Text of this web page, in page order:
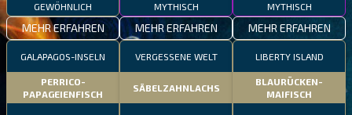
GEWÖHNLICH
MEHR ERFAHREN
MYTHISCH
MEHR ERFAHREN
MYTHISCH
MEHR ERFAHREN
GALAPAGOS-INSELN
PERRICO-
PAPAGEIENFISCH
VERGESSENE WELT
SÄBELZAHNLACHS
LIBERTY ISLAND
BLAURÜCKEN-
MAIFISCH